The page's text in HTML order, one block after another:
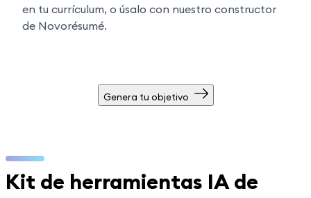
en tu currículum, o úsalo con nuestro constructor
de Novorésumé.
Genera tu objetivo
Kit de herramientas IA de